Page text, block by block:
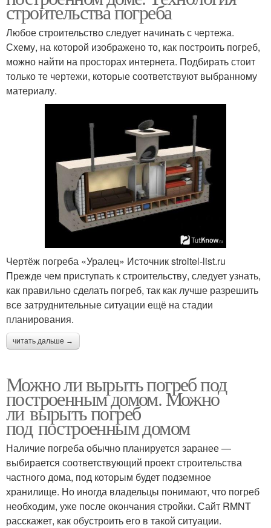
строительства погреба
Любое строительство следует начинать с чертежа.
Схему, на которой изображено то, как построить погреб,
можно найти на просторах интернета. Подбирать стоит
только те чертежи, которые соответствуют выбранному
материалу.
Чертёж погреба «Уралец» Источник stroitel-list.ru
Прежде чем приступать к строительству, следует узнать,
как правильно сделать погреб, так как лучше разрешить
все затруднительные ситуации ещё на стадии
планирования.
читать дальше →
Можно ли вырыть погреб под
построенным домом. Можно
ли вырыть погреб
под построенным домом
Наличие погреба обычно планируется заранее —
выбирается соответствующий проект строительства
частного дома, под которым будет подземное
хранилище. Но иногда владельцы понимают, что погреб
необходим, уже после окончания стройки. Сайт RMNT
расскажет, как обустроить его в такой ситуации.